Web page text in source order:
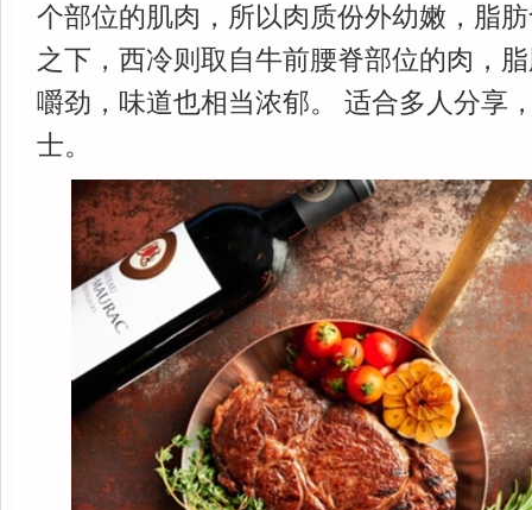
个部位的肌肉，所以肉质份外幼嫩，脂
之下，西冷则取自牛前腰脊部位的肉，
嚼劲，味道也相当浓郁。 适合多人分享
士。